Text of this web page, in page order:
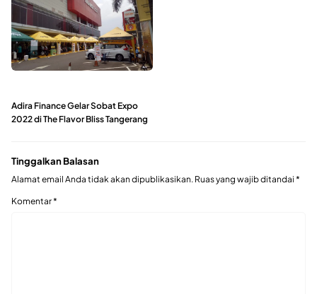
Adira Finance Gelar Sobat Expo
2022 di The Flavor Bliss Tangerang
Tinggalkan Balasan
Alamat email Anda tidak akan dipublikasikan. Ruas yang wajib ditandai *
Komentar*